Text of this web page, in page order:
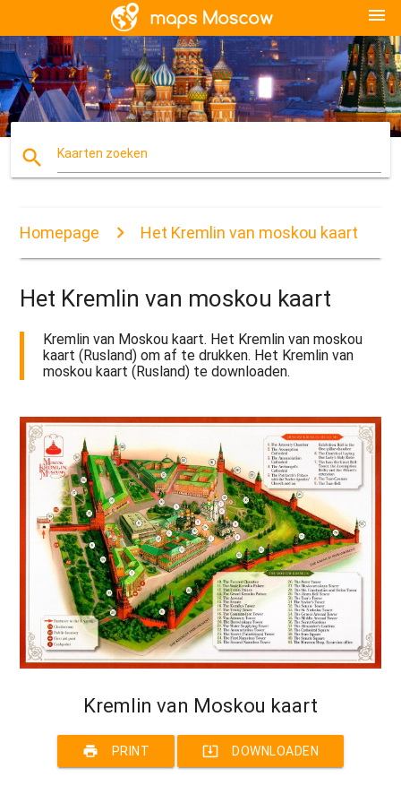
menu
search Kaarten zoeken
Homepage Het Kremlin van moskou kaart
Het Kremlin van moskou kaart
Kremlin van Moskou kaart. Het Kremlin van moskou
kaart (Rusland) om af te drukken. Het Kremlin van
moskou kaart (Rusland) te downloaden.
Kremlin van Moskou kaart
print PRINT system_update_alt DOWNLOADEN